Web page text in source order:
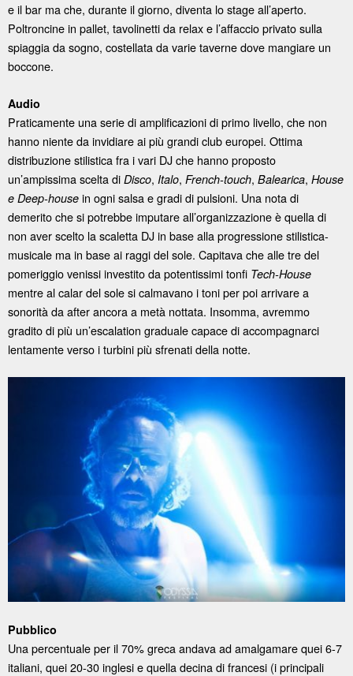
e il bar ma che, durante il giorno, diventa lo stage all’aperto.
Poltroncine in pallet, tavolinetti da relax e l’affaccio privato sulla
spiaggia da sogno, costellata da varie taverne dove mangiare un
boccone.
Audio
Praticamente una serie di amplificazioni di primo livello, che non
hanno niente da invidiare ai più grandi club europei. Ottima
distribuzione stilistica fra i vari DJ che hanno proposto
un’ampissima scelta di Disco, Italo, French-touch, Balearica, House
e Deep-house in ogni salsa e gradi di pulsioni. Una nota di
demerito che si potrebbe imputare all’organizzazione è quella di
non aver scelto la scaletta DJ in base alla progressione stilistica-
musicale ma in base ai raggi del sole. Capitava che alle tre del
pomeriggio venissi investito da potentissimi tonfi Tech-House
mentre al calar del sole si calmavano i toni per poi arrivare a
sonorità da after ancora a metà nottata. Insomma, avremmo
gradito di più un’escalation graduale capace di accompagnarci
lentamente verso i turbini più sfrenati della notte.
Pubblico
Una percentuale per il 70% greca andava ad amalgamare quei 6-7
italiani, quei 20-30 inglesi e quella decina di francesi (i principali